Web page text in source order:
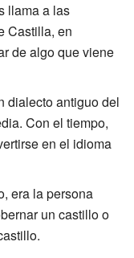
llama a las
Castilla, en
de algo que viene
dialecto antiguo del
Con el tiempo,
en el idioma
era la persona
un castillo o